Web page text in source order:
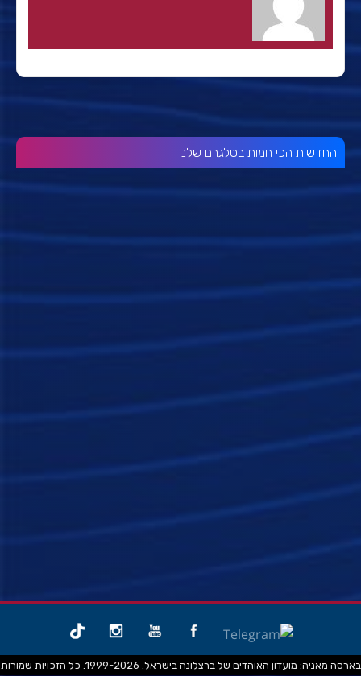
החדשות הכי חמות בטלגרם שלנו
בארסה מאניה: מועדון האוהדים של ברצלונה בישראל. 1999-2026. כל הזכויות שמורות